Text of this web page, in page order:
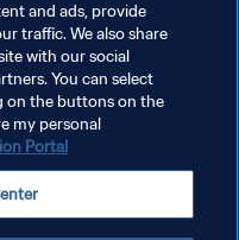
and ads, provide
traffic. We also share
with our social
You can select
on the buttons on the
my personal
Portal